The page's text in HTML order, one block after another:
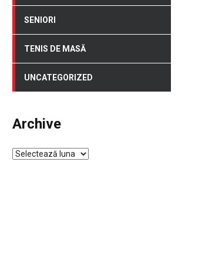
SENIORI
TENIS DE MASĂ
UNCATEGORIZED
Archive
Archive